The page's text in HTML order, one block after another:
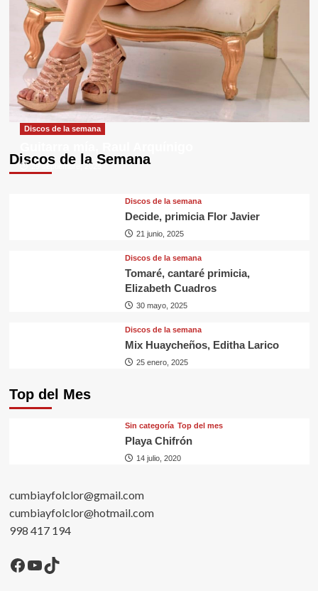
Discos de la Semana
Discos de la semana
29 septiembre, 2025
Discos de la semana
Decide, primicia Flor Javier
21 junio, 2025
Discos de la semana
Tomaré, cantaré primicia,
Elizabeth Cuadros
30 mayo, 2025
Discos de la semana
Mix Huaycheños, Editha Larico
25 enero, 2025
Top del Mes
Sin categorí­a Top del mes
Playa Chifrón
14 julio, 2020
cumbiayfolclor@gmail.com
cumbiayfolclor@hotmail.com
998 417 194
Facebook
YouTube
TikTok